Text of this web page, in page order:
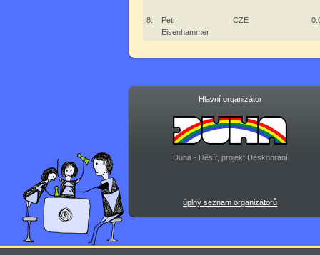
8.
Petr
Eisenhammer
CZE
Hlavní organizátor
Duha - Děsír, projekt Deskohraní
úplný seznam organizátorů